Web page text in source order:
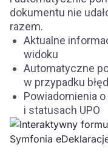
dokumentu nie
razem.
Aktualne
widoku
Automatyczne
w przypadku
Powiadomienia
i statusach UPO